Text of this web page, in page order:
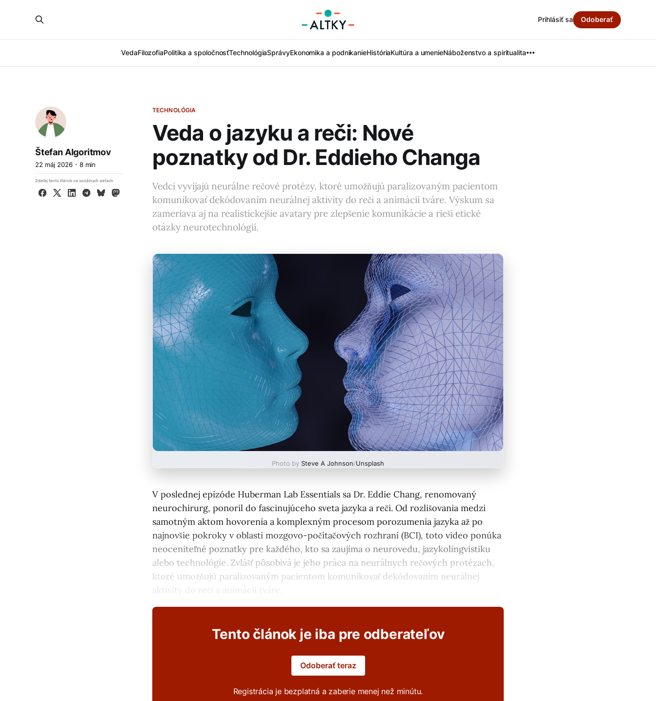
VedaFilozofiaPolitika a spoločnosťTechnológiaSprávyEkonomika a podnikanieHistóriaKultúra a umenieNáboženstvo a spiritualita
Prihlásiť sa Odoberať
TECHNOLÓGIA
Veda o jazyku a reči: Nové
poznatky od Dr. Eddieho Changa
Vedci vyvíjajú neurálne rečové protézy, ktoré umožňujú paralizovaným pacientom
komunikovať dekódovaním neurálnej aktivity do reči a animácií tváre. Výskum sa
zameriava aj na realistickejšie avatary pre zlepšenie komunikácie a rieši etické
otázky neurotechnológií.
Štefan Algoritmov
22 máj 2026 8 min
Zdieľaj tento článok na sociálnych sieťach
Facebook
X LinkedInTelegram
BlueskyMastodon
Photo by Steve A Johnson/Unsplash
V poslednej epizóde Huberman Lab Essentials sa Dr. Eddie Chang, renomovaný
neurochirurg, ponoril do fascinujúceho sveta jazyka a reči. Od rozlišovania medzi
samotným aktom hovorenia a komplexným procesom porozumenia jazyka až po
najnovšie pokroky v oblasti mozgovo-počítačových rozhraní (BCI), toto video ponúka
neoceniteľné poznatky pre každého, kto sa zaujíma o neurovedu, jazykolingvistiku
alebo technológie. Zvlášť pôsobivá je jeho práca na neurálnych rečových protézach,
ktoré umožňujú paralizovaným pacientom komunikovať dekódovaním neurálnej
aktivity do reči a animácií tváre.
Tento článok je iba pre odberateľov
Odoberať teraz
Registrácia je bezplatná a zaberie menej než minútu.